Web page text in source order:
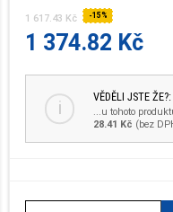
1 617.43 Kč -15%
1 374.82 Kč
i
VĚDĚLI JSTE ŽE?:
...u tohoto
28.41 Kč (bez